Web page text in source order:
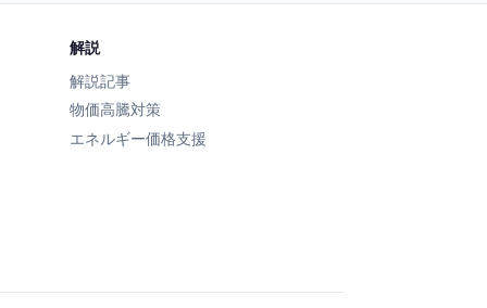
解説
解説記事
物価高騰対策
エネルギー価格支援